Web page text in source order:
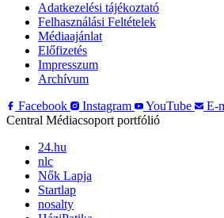
Adatkezelési tájékoztató
Felhasználási Feltételek
Médiaajánlat
Előfizetés
Impresszum
Archívum
Facebook
Instagram YouTube
E-
Central Médiacsoport portfólió
24.hu
nlc
Nők Lapja
Startlap
nosalty